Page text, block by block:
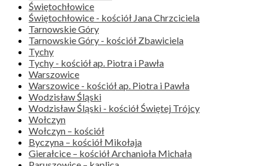
Świętochłowice
Świętochłowice - kościół Jana Chrzciciela
Tarnowskie Góry
Tarnowskie Góry - kościół Zbawiciela
Tychy
Tychy - kościół ap. Piotra i Pawła
Warszowice
Warszowice - kościół ap. Piotra i Pawła
Wodzisław Śląski
Wodzisław Śląski - kościół Świętej Trójcy
Wołczyn
Wołczyn – kościół
Byczyna – kościół Mikołaja
Gierałcice – kościół Archanioła Michała